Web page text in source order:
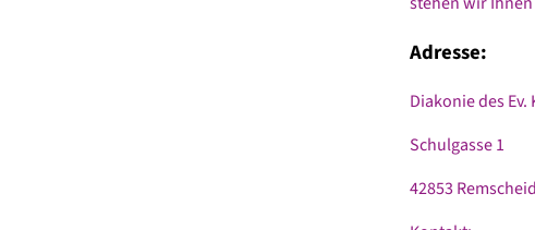
Adresse:
Diakonie des
Schulgasse 1
42853 Remscheid